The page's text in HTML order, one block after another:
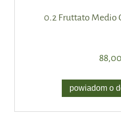
0.2 Fruttato Medio
powiadom o